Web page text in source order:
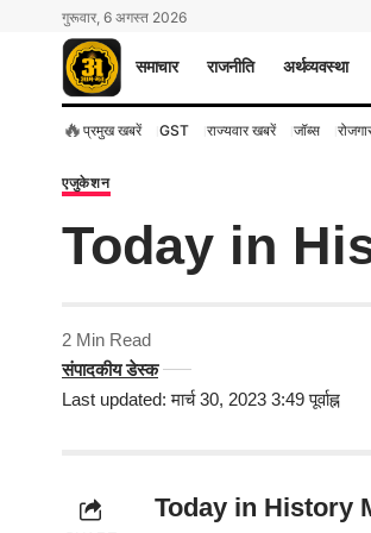
गुरूवार, 6 अगस्त 2026
समाचार राजनीति अर्थव्यवस्था
🔥 प्रमुख खबरें GST राज्यवार खबरें जॉब्स
एजुकेशन
Today in
Last updated: मार्च 30, 2023 3:49 पूर्वाह्न
संपादकीय डेस्क
2 Min Read
Today in History